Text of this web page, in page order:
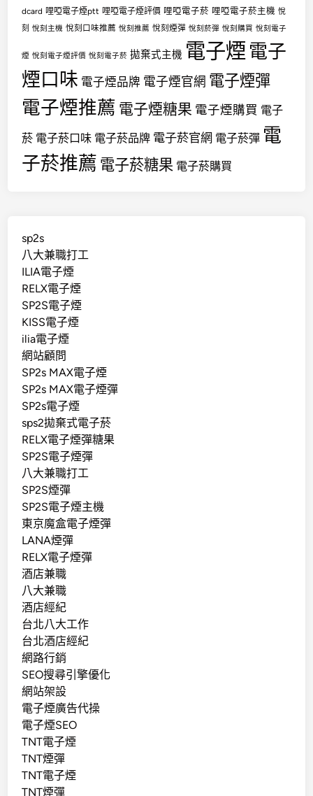
dcard 哩啞電子煙ptt 哩啞電子煙評價 哩啞電子菸 哩啞電子菸主機 悅
刻 悅刻主機 悅刻口味推薦 悅刻推薦 悅刻煙彈 悅刻菸彈 悅刻購買 悅刻電子
煙 悅刻電子煙評價 悅刻電子菸 拋棄式主機 電子煙 電子
煙口味 電子煙品牌 電子煙官網 電子煙彈
電子煙推薦 電子煙糖果 電子煙購買 電子
菸 電子菸口味 電子菸品牌 電子菸官網 電子菸彈 電
子菸推薦 電子菸糖果 電子菸購買
sp2s
八大兼職打工
ILIA電子煙
RELX電子煙
SP2S電子煙
KISS電子煙
ilia電子煙
網站顧問
SP2s MAX電子煙
SP2s MAX電子煙彈
SP2s電子煙
sps2拋棄式電子菸
RELX電子煙彈糖果
SP2S電子煙彈
八大兼職打工
SP2S煙彈
SP2S電子煙主機
東京魔盒電子煙彈
LANA煙彈
RELX電子煙彈
酒店兼職
八大兼職
酒店經紀
台北八大工作
台北酒店經紀
網路行銷
SEO搜尋引擎優化
網站架設
電子煙廣告代操
電子煙SEO
TNT電子煙
TNT煙彈
TNT電子煙
TNT煙彈